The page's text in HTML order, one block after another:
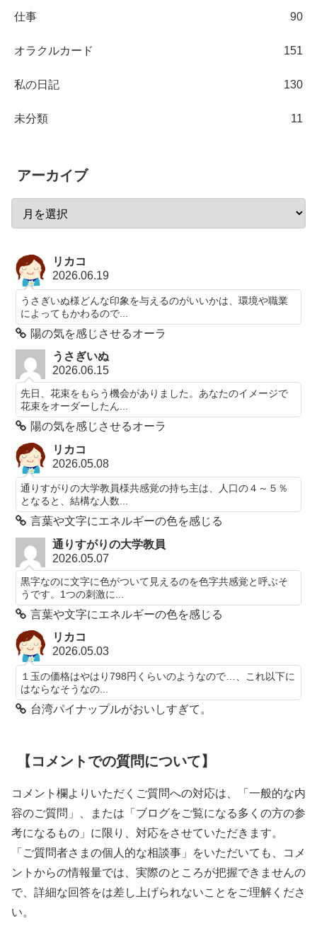
仕事 90
オラクルカード 151
私の日記 130
未分類 11
アーカイブ
リカコ
2026.06.19
うさぎいぬ様どんな印象を与えるのがいいかは、環境や職業
によってもかわるので...
陽の気を感じさせるオーラ
うさぎいぬ
2026.06.15
先日、花束をもらう機会がありました。あなたのイメージで
花束をオーダーしたん...
陽の気を感じさせるオーラ
リカコ
2026.05.08
通りすがりの大学教員様共感覚の持ち主は、人口の４～５％
となると、結構な人数...
言葉や文字にエネルギーの色を感じる
通りすがりの大学教員
2026.05.07
黒字なのに文字に色がついて見えるのを色字共感覚と呼ぶそ
うです。1つの刺激に...
言葉や文字にエネルギーの色を感じる
リカコ
2026.05.03
１玉の価格はやはり798円くらいのようなので…、これ以下に
はならなそうなの...
台湾パイナップルがおいしすぎて。
【コメントでの質問について】
コメント欄よりいただくご質問への対応は、「一般的な内
容のご質問」、または「ブログをご覧になる多くの方の参
考になるもの」に限り、対応をさせていただきます。
「ご質問者さまの個人的な相談事」をいただいても、コメ
ントからの情報量では、実際のところが把握できませんの
で、詳細な回答をは差し上げられないことをご理解くださ
い。